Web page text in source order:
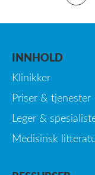
INNHOLD
Klinikker
Priser & tjenester
Leger &
Medisinsk